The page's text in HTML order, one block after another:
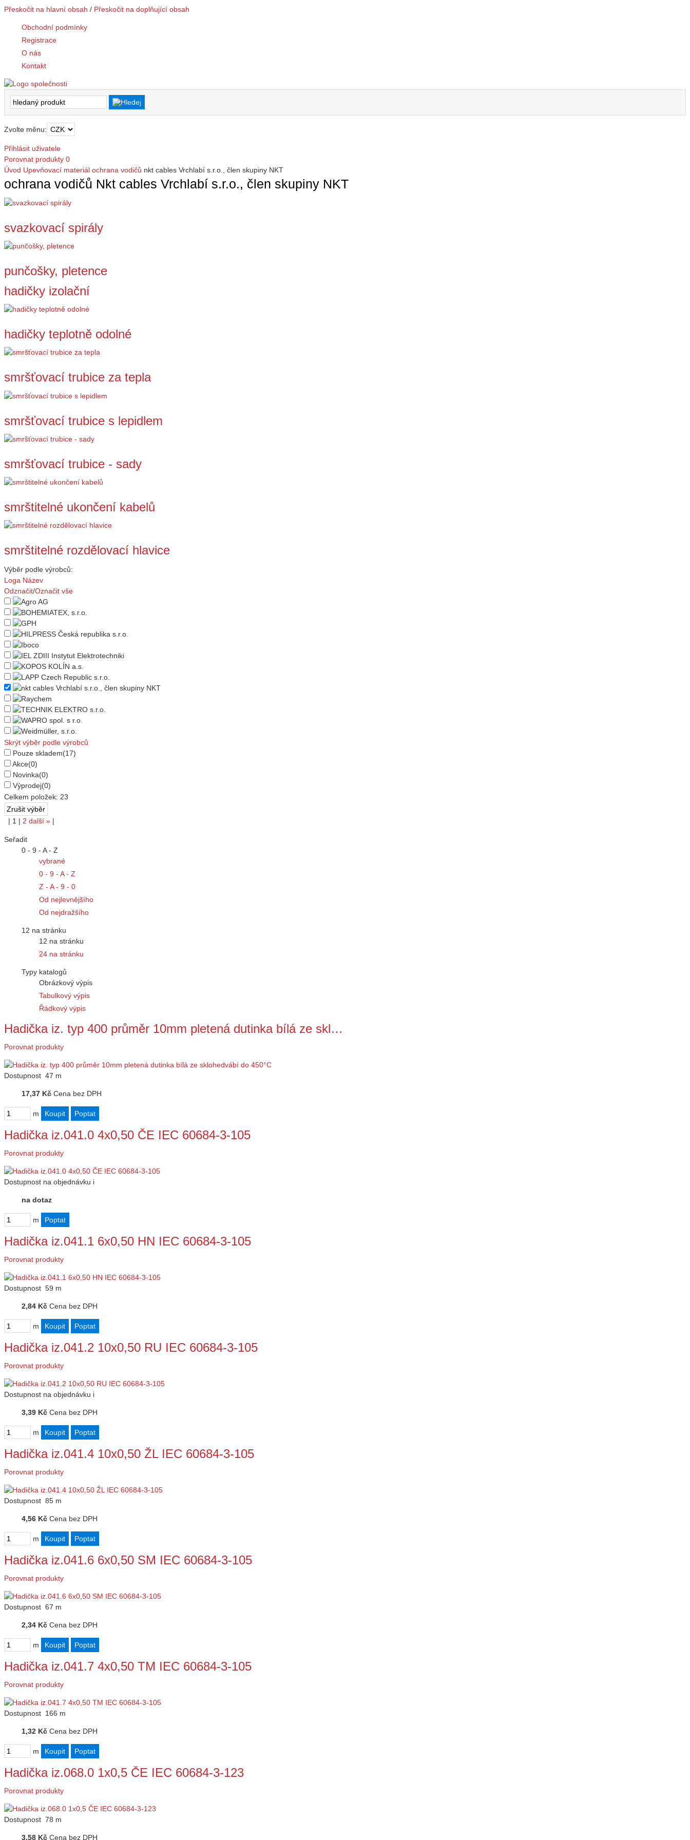
Přeskočit na hlavní obsah / Přeskočit na doplňující obsah
Obchodní podmínky
Registrace
O nás
Kontakt
Zvolte měnu:
Přihlásit uživatele
Porovnat produkty 0
Úvod Upevňovací materiál ochrana vodičů nkt cables Vrchlabí s.r.o., člen skupiny NKT
ochrana vodičů Nkt cables Vrchlabí s.r.o., člen skupiny NKT
svazkovací spirály
punčošky, pletence
hadičky izolační
hadičky teplotně odolné
smršťovací trubice za tepla
smršťovací trubice s lepidlem
smršťovací trubice - sady
smrštitelné ukončení kabelů
smrštitelné rozdělovací hlavice
Výběr podle výrobců:
Loga Název
Odznačit/Označit vše
Skrýt výběr podle výrobců
Pouze skladem(17)
Akce(0)
Novinka(0)
Výprodej(0)
Celkem položek: 23
| 1 | 2 další » |
Seřadit
0 - 9 - A - Z
vybrané
0 - 9 - A - Z
Z - A - 9 - 0
Od nejlevnějšího
Od nejdražšího
12 na stránku
12 na stránku
24 na stránku
Typy katalogů
Obrázkový výpis
Tabulkový výpis
Řádkový výpis
Hadička iz. typ 400 průměr 10mm pletená dutinka bílá ze skl…
Porovnat produkty
Dostupnost 47 m
17,37 Kč Cena bez DPH
m
Hadička iz.041.0 4x0,50 ČE IEC 60684-3-105
Porovnat produkty
Dostupnost na objednávku i
na dotaz
m
Hadička iz.041.1 6x0,50 HN IEC 60684-3-105
Porovnat produkty
Dostupnost 59 m
2,84 Kč Cena bez DPH
m
Hadička iz.041.2 10x0,50 RU IEC 60684-3-105
Porovnat produkty
Dostupnost na objednávku i
3,39 Kč Cena bez DPH
m
Hadička iz.041.4 10x0,50 ŽL IEC 60684-3-105
Porovnat produkty
Dostupnost 85 m
4,56 Kč Cena bez DPH
m
Hadička iz.041.6 6x0,50 SM IEC 60684-3-105
Porovnat produkty
Dostupnost 67 m
2,34 Kč Cena bez DPH
m
Hadička iz.041.7 4x0,50 TM IEC 60684-3-105
Porovnat produkty
Dostupnost 166 m
1,32 Kč Cena bez DPH
m
Hadička iz.068.0 1x0,5 ČE IEC 60684-3-123
Porovnat produkty
Dostupnost 78 m
3,58 Kč Cena bez DPH